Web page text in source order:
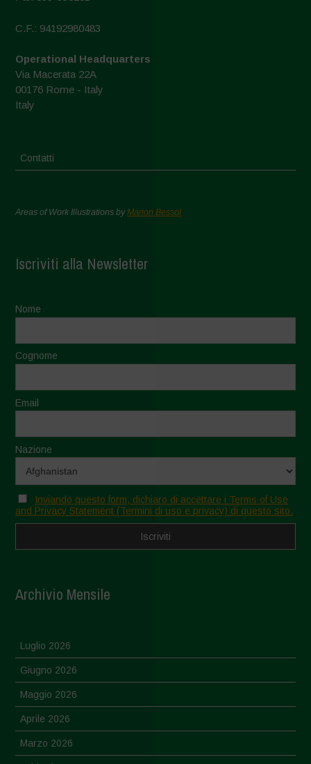
C.F.: 94192980483
Operational Headquarters
Via Macerata 22A
00176 Rome - Italy
Italy
Contatti
Areas of Work Illustrations byMarion Bessol
Iscriviti alla Newsletter
Nome
Cognome
Email
Nazione
Inviando questo form, dichiaro di accettare i Terms of Use
and Privacy Statement (Termini di uso e privacy) di questo sito.
Archivio Mensile
Luglio 2026
Giugno 2026
Maggio 2026
Aprile 2026
Marzo 2026